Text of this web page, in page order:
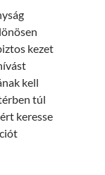
kezet
kell
túl
keresse